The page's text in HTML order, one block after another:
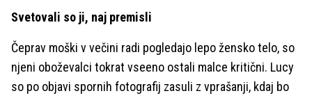
Svetovali so ji, naj premisli
Čeprav moški v večini radi pogledajo lepo žensko telo, so
njeni oboževalci tokrat vseeno ostali malce kritični. Lucy
so po objavi spornih fotografij zasuli z vprašanji, kdaj bo